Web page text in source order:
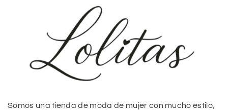
Somos una tienda de moda de mujer con mucho estilo,